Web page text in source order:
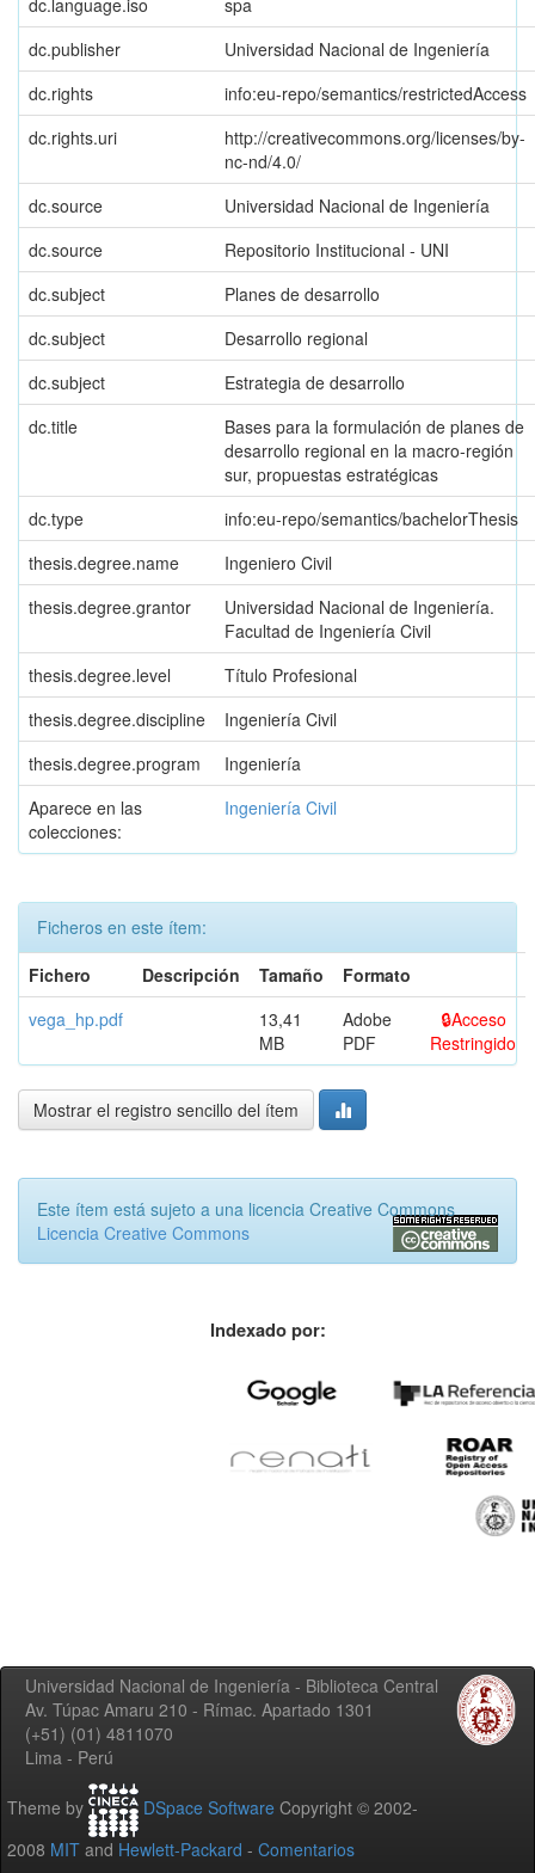
dc.publisher
Universidad Nacional de Ingeniería
dc.rights
info:eu-repo/semantics/restrictedAccess
dc.rights.uri
http://creativecommons.org/licenses/by-
nc-nd/4.0/
dc.source
Universidad Nacional de Ingeniería
dc.source
Repositorio Institucional - UNI
dc.subject
Planes de desarrollo
dc.subject
Desarrollo regional
dc.subject
Estrategia de desarrollo
dc.title
Bases para la formulación de planes de
desarrollo regional en la macro-región
sur, propuestas estratégicas
dc.type
info:eu-repo/semantics/bachelorThesis
thesis.degree.name
Ingeniero Civil
thesis.degree.grantor
Universidad Nacional de Ingeniería.
Facultad de Ingeniería Civil
thesis.degree.level
Título Profesional
thesis.degree.discipline
Ingeniería Civil
thesis.degree.program
Ingeniería
Aparece en las
colecciones:
Ingeniería Civil
Ficheros en este ítem:
Fichero
Descripción Tamaño
Formato
vega_hp.pdf
13,41
MB
Adobe
PDF
Acceso
Restringido
Mostrar el registro sencillo del ítem
Este ítem está sujeto a una licencia Creative Commons
Licencia Creative Commons
Indexado por:
Universidad Nacional de Ingeniería - Biblioteca Central
Av. Túpac Amaru 210 - Rímac. Apartado 1301
(+51) (01) 4811070
Lima - Perú
Theme by DSpace Software Copyright © 2002-
2008 MIT and Hewlett-Packard - Comentarios